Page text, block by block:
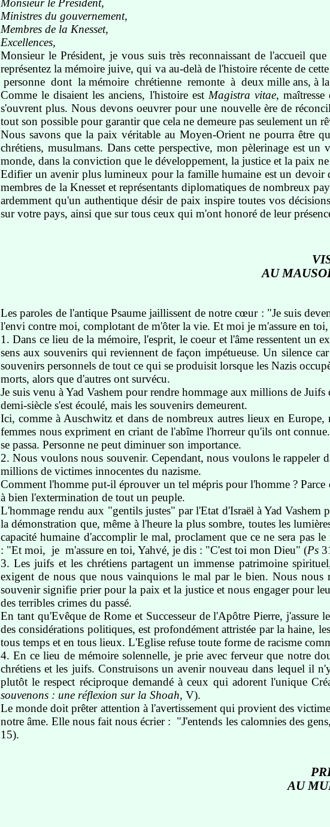
Monsieur le Président,
Ministres du gouvernement,
Membres de la Knesset,
Excellences,
Monsieur le Président, je vous suis très reconnaissant de l'accueil
représentez la mémoire juive, qui va au-delà de l'histoire récente de
personne dont la mémoire chrétienne remonte à deux mille ans, à la
Comme le disaient les anciens, l'histoire est Magistra vitae,
s'ouvrent plus. Nous devons oeuvrer pour une nouvelle ère de
tout son possible pour garantir que cela ne demeure pas seulement un
Nous savons que la paix véritable au Moyen-Orient ne pourra être
chrétiens, musulmans. Dans cette perspective, mon pèlerinage est
monde, dans la conviction que le développement, la justice et la paix
Edifier un avenir plus lumineux pour la famille humaine est un devoir
membres de la Knesset et représentants diplomatiques de nombreux
ardemment qu'un authentique désir de paix inspire toutes vos
sur votre pays, ainsi que sur tous ceux qui m'ont honoré de leur
AU
Les paroles de l'antique Psaume jaillissent de notre cœur : "Je suis
l'envi contre moi, complotant de m'ôter la vie. Et moi je m'assure en
1. Dans ce lieu de la mémoire, l'esprit, le coeur et l'âme ressentent un
sens aux souvenirs qui reviennent de façon impétueuse. Un silence
souvenirs personnels de tout ce qui se produisit lorsque les Nazis
morts, alors que d'autres ont survécu.
Je suis venu à Yad Vashem pour rendre hommage aux millions de
demi-siècle s'est écoulé, mais les souvenirs demeurent.
Ici, comme à Auschwitz et dans de nombreux autres lieux en Europe,
femmes nous expriment en criant de l'abîme l'horreur qu'ils ont
se passa. Personne ne peut diminuer son importance.
2. Nous voulons nous souvenir. Cependant, nous voulons le rappeler
millions de victimes innocentes du nazisme.
Comment l'homme put-il éprouver un tel mépris pour l'homme ?
à bien l'extermination de tout un peuple.
L'hommage rendu aux "gentils justes" par l'Etat d'Israël à Yad
la démonstration que, même à l'heure la plus sombre, toutes les
capacité humaine d'accomplir le mal, proclament que ce ne sera pas
: "Et moi, je m'assure en toi, Yahvé, je dis : "C'est toi mon Dieu" (Ps
3. Les juifs et les chrétiens partagent un immense patrimoine
exigent de nous que nous vainquions le mal par le bien. Nous nous
souvenir signifie prier pour la paix et la justice et nous engager pour
des terribles crimes du passé.
En tant qu'Evêque de Rome et Successeur de l'Apôtre Pierre,
des considérations politiques, est profondément attristée par la haine,
tous temps et en tous lieux. L'Eglise refuse toute forme de racisme
4. En ce lieu de mémoire solennelle, je prie avec ferveur que notre
chrétiens et les juifs. Construisons un avenir nouveau dans lequel il
plutôt le respect réciproque demandé à ceux qui adorent l'unique
souvenons : une réflexion sur la Shoah, V).
Le monde doit prêter attention à l'avertissement qui provient des
notre âme. Elle nous fait nous écrier : "J'entends les calomnies des
15).
AU